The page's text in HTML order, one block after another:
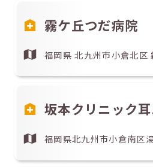
霧ケ丘つだ病院
福岡県 北九州市小倉北
坂本クリニック
福岡県北九州市小倉南区